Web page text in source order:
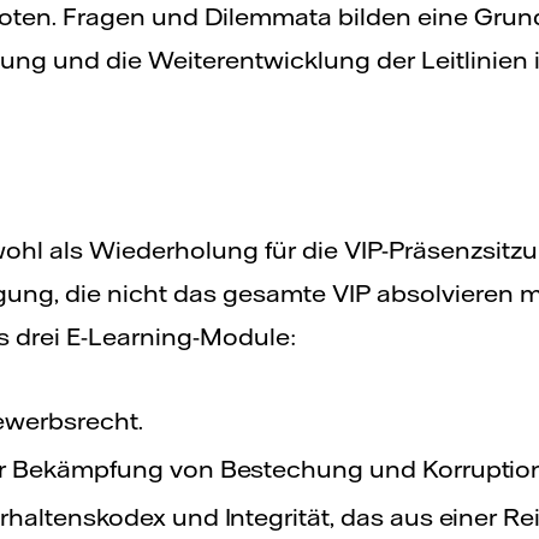
Fragen und Dilemmata bilden eine
und die Weiterentwicklung der Leitlinien
als Wiederholung für die VIP-
die nicht das gesamte VIP absolvieren
E-Learning-Module:
Bekämpfung von Bestechung und
und Integrität, das aus einer